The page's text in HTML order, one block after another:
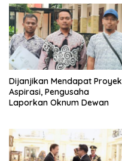
Dijanjikan Mendapat Proyek
Aspirasi, Pengusaha
Laporkan Oknum Dewan